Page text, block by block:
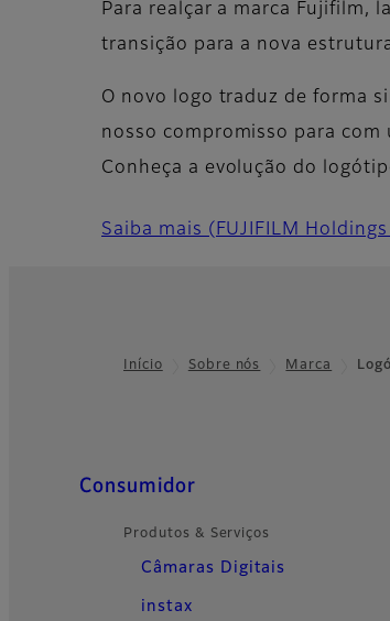
Para realçar a marca Fujifilm,
transição para a nova
O novo logo traduz de forma
nosso compromisso para
Conheça a evolução do
Saiba mais (FUJIFILM
Início Sobre nós Marca
Quick Links
Consumidor
Produtos & Serviços
Câmaras Digitais
instax